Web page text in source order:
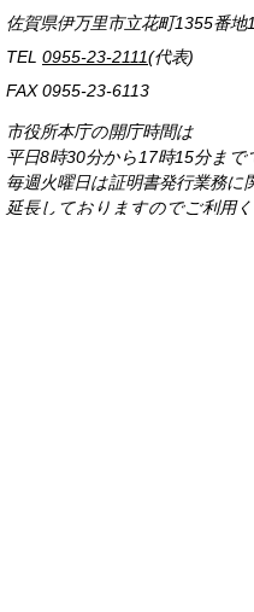
佐賀県伊万里市立花町1355番地1
TEL 0955-23-2111(代表)
FAX 0955-23-6113
市役所本庁の開庁時間は
平日8時30分から17時15分まで
毎週火曜日は証明書発行業務に
延長しておりますのでご利用く